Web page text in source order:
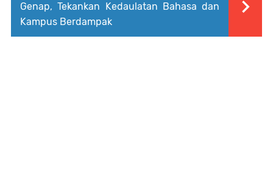
Genap, Tekankan Kedaulatan Bahasa dan
Kampus Berdampak